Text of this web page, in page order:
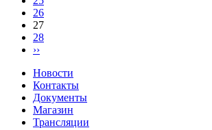
26
27
28
››
Новости
Контакты
Документы
Магазин
Трансляции